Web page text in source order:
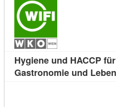
Hygiene und HACCP
Gastronomie und